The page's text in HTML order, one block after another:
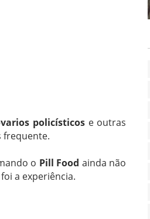
policísticose outras
frequente.
o Pill Food ainda não
a experiência.